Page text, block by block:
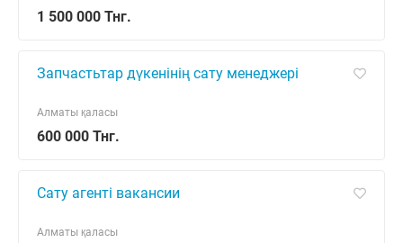
1 500 000 Тнг.
Запчастьтар дүкенінің сату менеджері
600 000 Тнг.
Алматы қаласы
Сату агенті вакансии
Алматы қаласы